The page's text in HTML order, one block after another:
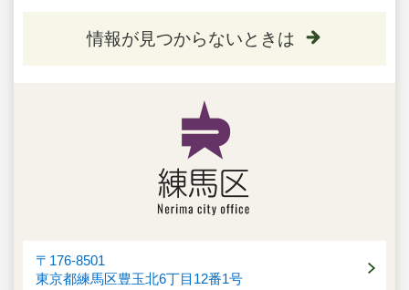
情報が見つからないときは
〒176-8501
東京都練馬区豊玉北6丁目12番1号